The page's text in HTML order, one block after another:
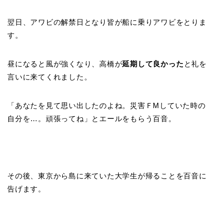
翌日、アワビの解禁日となり皆が船に乗りアワビをとりま
す。
昼になると風が強くなり、高橋が延期して良かった と礼を
言いに来てくれました。
「あなたを見て思い出したのよね。災害ＦMしていた時の
自分を…。頑張ってね」とエールをもらう百音。
その後、東京から島に来ていた大学生が帰ることを百音に
告げます。